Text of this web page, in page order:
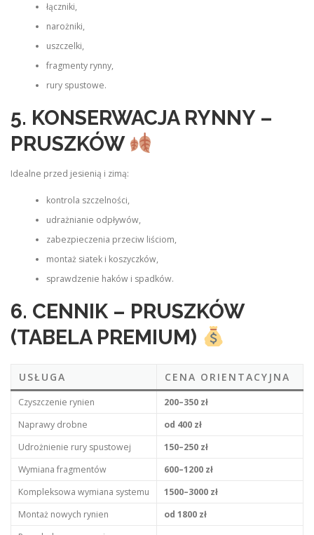
łączniki,
narożniki,
uszczelki,
fragmenty rynny,
rury spustowe.
5. KONSERWACJA RYNNY –
PRUSZKÓW
Idealne przed jesienią i zimą:
kontrola szczelności,
udrażnianie odpływów,
zabezpieczenia przeciw liściom,
montaż siatek i koszyczków,
sprawdzenie haków i spadków.
6. CENNIK – PRUSZKÓW
(TABELA PREMIUM)
USŁUGA CENA ORIENTACYJNA
Czyszczenie rynien
200–350 zł
Naprawy drobne
od 400 zł
Udrożnienie rury spustowej
150–250 zł
Wymiana fragmentów
600–1200 zł
Kompleksowa wymiana systemu
1500–3000 zł
Montaż nowych rynien
od 1800 zł